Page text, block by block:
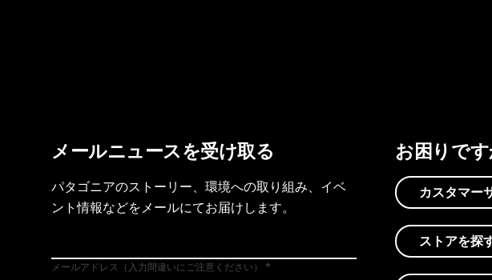
メールニュースを受け取る
パタゴニアのストーリー、環境への取り組み、イベ
ント情報などをメールにてお届けします。
メールアドレス（入力間違いにご注意ください）
お困りです
カスタマー
ストアを探